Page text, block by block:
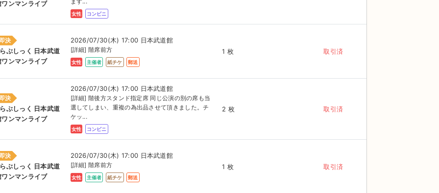
ワンマンライブ
女性 コンビニ
決
ぶしっく 日本武道
ワンマンライブ
2026/07/30(木) 17:00 日本武道館
[詳細] 階席前方
女性 主催者 紙チケ 郵送
1 枚 取引済
決
ぶしっく 日本武道
ワンマンライブ
2026/07/30(木) 17:00 日本武道館
[詳細] 階後方スタンド指定席 同じ公演の別の席も当
選してしまい、重複の為出品させて頂きました。チ
ケッ...
女性 コンビニ
2 枚 取引済
決
ぶしっく 日本武道
ワンマンライブ
2026/07/30(木) 17:00 日本武道館
[詳細] 階席前方
女性 主催者 紙チケ 郵送
1 枚 取引済